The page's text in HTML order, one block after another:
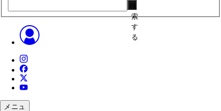
索
す
る
メニュ